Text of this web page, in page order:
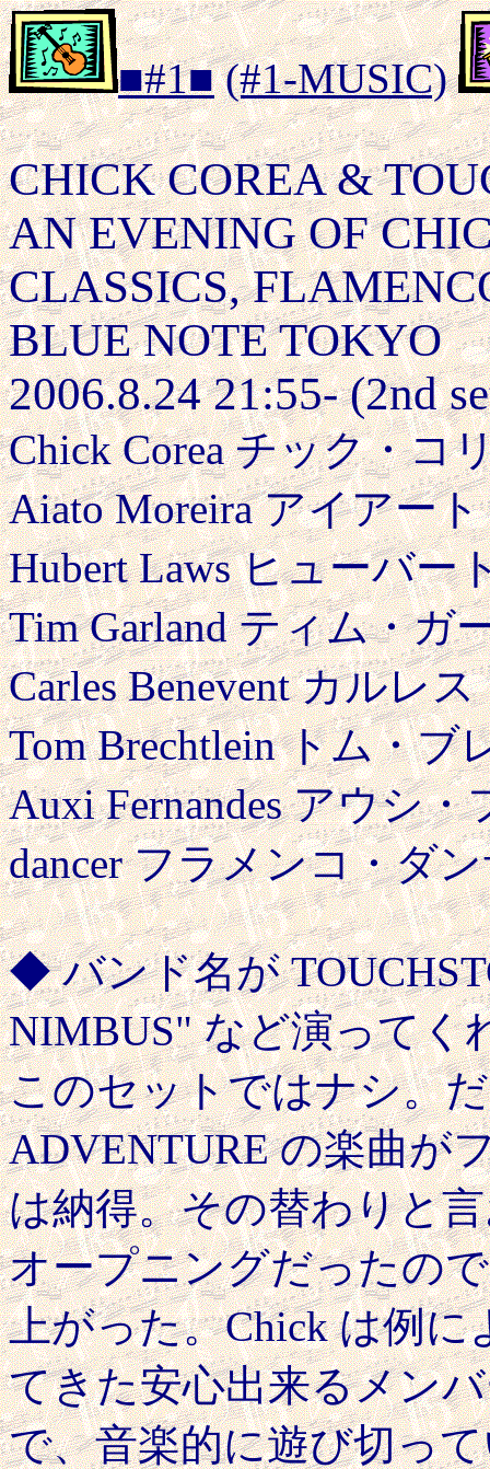
■#1■ (#1-MUSIC)
CHICK COREA &
AN EVENING OF
CLASSICS,
BLUE NOTE TOKYO
2006.8.24 21:55- (2nd
Chick Corea チック・コ
Aiato Moreira アイアー
Hubert Laws ヒューバー
Tim Garland ティム・ガ
Carles Benevent カルレ
Tom Brechtlein トム・ブ
Auxi Fernandes アウシ
dancer フラメンコ・ダ
◆ バンド名が
NIMBUS" など演ってく
このセットではナシ。
ADVENTURE の楽曲が
は納得。その替わりと
オープニングだったの
上がった。Chick は例
てきた安心出来るメン
で、音楽的に遊び切っ